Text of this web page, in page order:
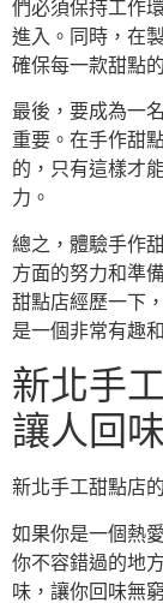
們必須保持工作
進入。同時，在
確保每一款甜點
最後，要成為一
重要。在手作甜
的，只有這樣才
力。
總之，體驗手作
方面的努力和準
甜點店經歷一下
是一個非常有趣
新北手
讓人回
新北手工甜點店
如果你是一個熱
你不容錯過的地
味，讓你回味無